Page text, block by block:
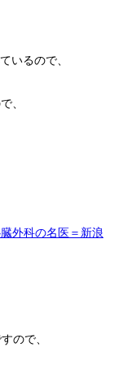
いるので、
、
外科の名医＝新浪
ので、